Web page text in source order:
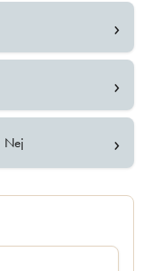
›
›
Nej ›